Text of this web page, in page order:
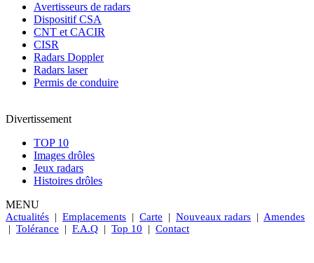
Avertisseurs de radars
Dispositif CSA
CNT et CACIR
CISR
Radars Doppler
Radars laser
Permis de conduire
Divertissement
TOP 10
Images drôles
Jeux radars
Histoires drôles
MENU
Actualités | Emplacements | Carte | Nouveaux radars | Amendes
| Tolérance | F.A.Q | Top 10 | Contact